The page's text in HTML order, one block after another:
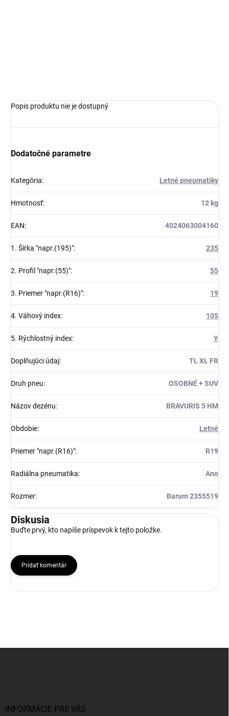
Popis produktu nie je dostupný
Dodatočné parametre
Kategória: Letné pneumatiky
Hmotnosť: 12 kg
EAN: 4024063004160
1. Šírka "napr.(195)": 235
2. Profil "napr.(55)": 55
3. Priemer "napr.(R16)": 19
4. Váhový index: 105
5. Rýchlostný index: Y
Doplňujúci údaj: TL XL FR
Druh pneu: OSOBNÉ + SUV
Názov dezénu: BRAVURIS 5 HM
Obdobie: Letné
Priemer "napr.(R16)": R19
Radiálna pneumatika: Ano
Rozmer: Barum 2355519
Diskusia
Buďte prvý, kto napíše príspevok k tejto položke.
Pridať komentár
INFORMÁCIE PRE VÁS